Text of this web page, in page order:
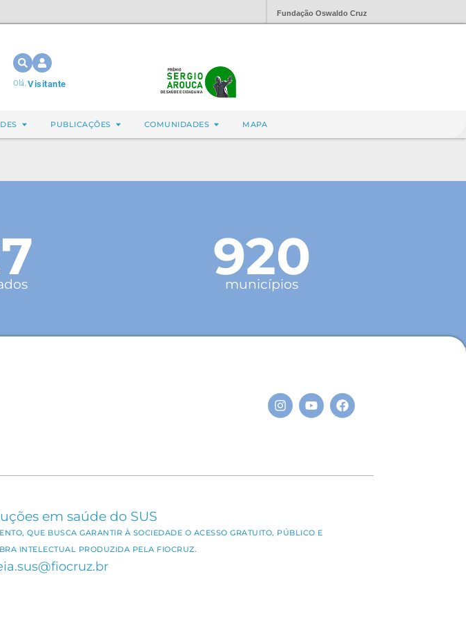
Fundação Oswaldo Cruz
Olá,Visitante
PUBLICAÇÕES COMUNIDADES MAPA
920
municípios
em saúde do SUS
QUE BUSCA GARANTIR À SOCIEDADE O ACESSO GRATUITO, PÚBLICO E
INTELECTUAL PRODUZIDA PELA FIOCRUZ.